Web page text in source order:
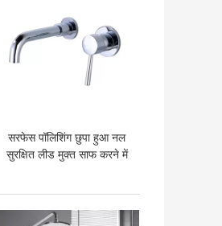
सरफेस पॉलिशिंग छुपा हुआ नल
सुरक्षित लीड मुक्त साफ करने में
सबसे अच्छी कीमत